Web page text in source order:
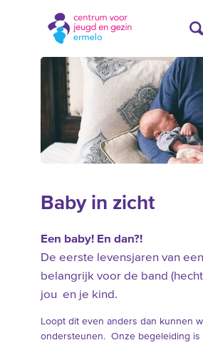
Baby in zicht
Een baby! En dan?!
De eerste levensjaren van
belangrijk voor de band
jou en je kind.
Loopt dit even anders dan kunnen
ondersteunen. Onze begeleiding is